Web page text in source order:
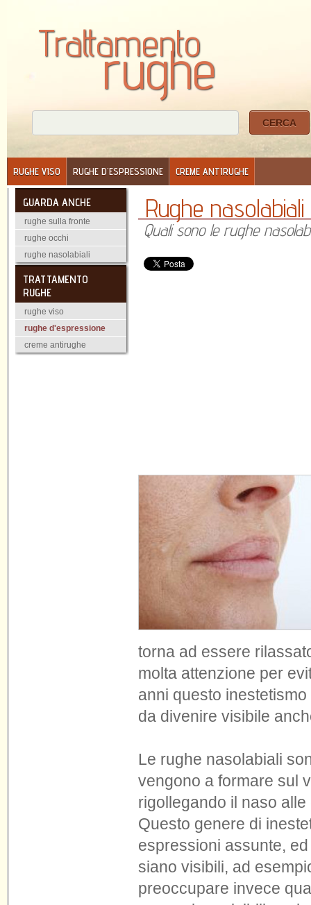
Trattamento
rughe
RUGHE VISO RUGHE D'ESPRESSIONE CREME ANTIRUGHE
GUARDA ANCHE
rughe sulla fronte
rughe occhi
rughe nasolabiali
TRATTAMENTO
RUGHE
rughe viso
rughe d'espressione
creme antirughe
Rughe nasolabiali
Quali sono le rughe
torna ad essere
molta attenzione per
anni questo
da divenire visibile
Le rughe nasolabiali
vengono a formare sul
rigollegando il naso
Questo genere di
espressioni assunte,
siano visibili, ad
preoccupare invece